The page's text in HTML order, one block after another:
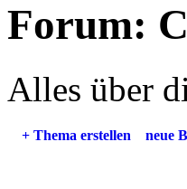
Forum:
Alles über
+ Thema erstellen neue